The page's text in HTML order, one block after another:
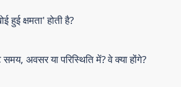
क्षमता' होती है?
समय, अवसर या परिस्थिति में? वे क्या होंगे?